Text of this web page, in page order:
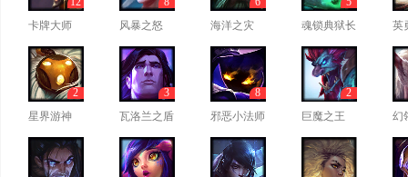
卡牌大师
风暴之怒
海洋之灾
魂锁典狱长
英
星界游神
2
瓦洛兰之盾
3
邪恶小法师
8
巨魔之王
2
幻